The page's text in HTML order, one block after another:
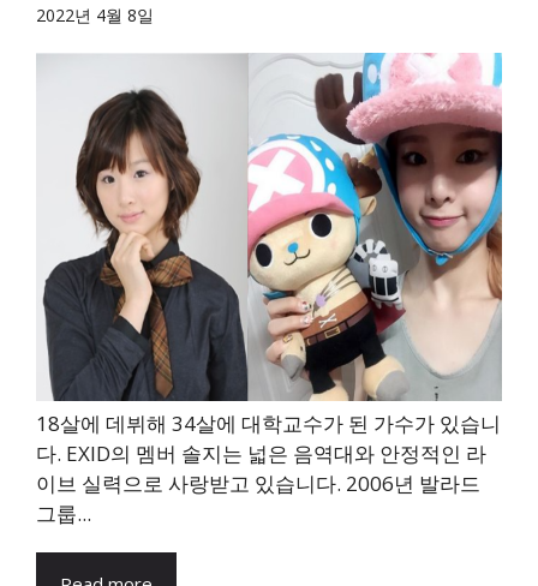
2022년 4월 8일
18살에 데뷔해 34살에 대학교수가 된 가수가 있습니
다. EXID의 멤버 솔지는 넓은 음역대와 안정적인 라
이브 실력으로 사랑받고 있습니다. 2006년 발라드
그룹...